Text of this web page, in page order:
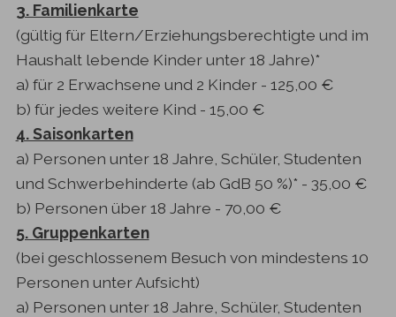
3. Familienkarte
(gültig für Eltern/Erziehungsberechtigte und im
Haushalt lebende Kinder unter 18 Jahre)*
a) für 2 Erwachsene und 2 Kinder - 125,00 €
b) für jedes weitere Kind - 15,00 €
4. Saisonkarten
a) Personen unter 18 Jahre, Schüler, Studenten
und Schwerbehinderte (ab GdB 50 %)* - 35,00 €
b) Personen über 18 Jahre - 70,00 €
5. Gruppenkarten
(bei geschlossenem Besuch von mindestens 10
Personen unter Aufsicht)
a) Personen unter 18 Jahre, Schüler, Studenten